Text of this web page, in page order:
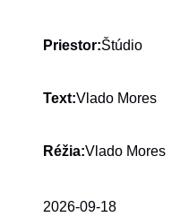
Priestor:Štúdio
Text:Vlado Mores
Réžia:Vlado Mores
2026-09-18